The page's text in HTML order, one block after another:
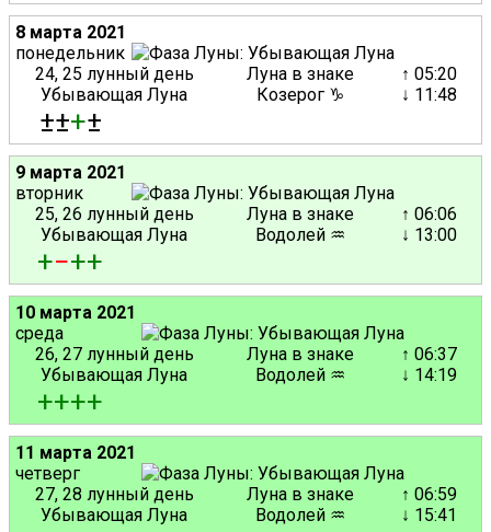
8 марта 2021
понедельник
24, 25 лунный день
Убывающая Луна
Луна в знаке
Козерог ♑
↑ 05:20
↓ 11:48
±±+±
9 марта 2021
вторник
25, 26 лунный день
Убывающая Луна
Луна в знаке
Водолей ♒
↑ 06:06
↓ 13:00
+−++
10 марта 2021
среда
26, 27 лунный день
Убывающая Луна
Луна в знаке
Водолей ♒
↑ 06:37
↓ 14:19
++++
11 марта 2021
четверг
27, 28 лунный день
Убывающая Луна
Луна в знаке
Водолей ♒
↑ 06:59
↓ 15:41